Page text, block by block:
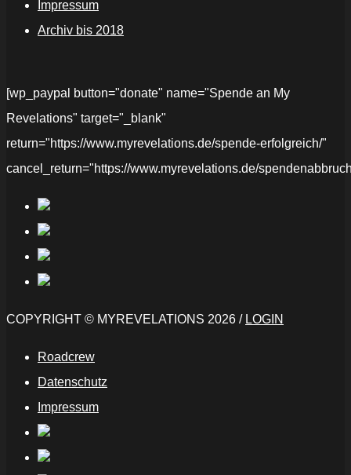
Impressum
Archiv bis 2018
[wp_paypal button="donate" name="Spende an My
Revelations" target="_blank"
return="https://www.myrevelations.de/spende-erfolgreich/"
cancel_return="https://www.myrevelations.de/
COPYRIGHT © MYREVELATIONS 2026 / LOGIN
Roadcrew
Datenschutz
Impressum